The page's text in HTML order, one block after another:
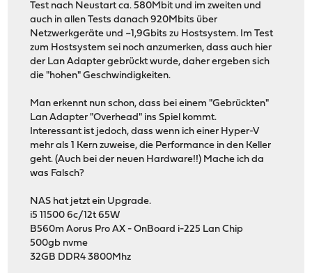
Test nach Neustart ca. 580Mbit und im zweiten und
auch in allen Tests danach 920Mbits über
Netzwerkgeräte und ~1,9Gbits zu Hostsystem. Im Test
zum Hostsystem sei noch anzumerken, dass auch hier
der Lan Adapter gebrückt wurde, daher ergeben sich
die "hohen" Geschwindigkeiten.
Man erkennt nun schon, dass bei einem "Gebrückten"
Lan Adapter "Overhead" ins Spiel kommt.
Interessant ist jedoch, dass wenn ich einer Hyper-V
mehr als 1 Kern zuweise, die Performance in den Keller
geht. (Auch bei der neuen Hardware!!) Mache ich da
was Falsch?
NAS hat jetzt ein Upgrade.
i5 11500 6c/12t 65W
B560m Aorus Pro AX - OnBoard i-225 Lan Chip
500gb nvme
32GB DDR4 3800Mhz